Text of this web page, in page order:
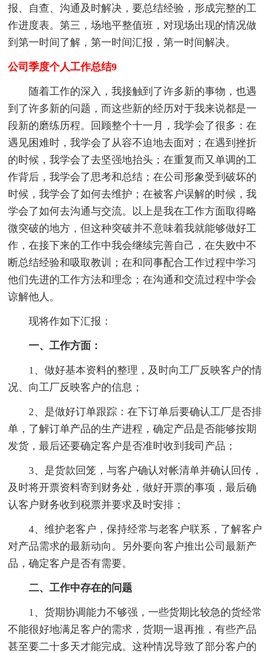
报、自查、沟通及时解决，要总结经验，形成完整的工
作进度表。第三，场地平整值班，对现场出现的情况做
到第一时间了解，第一时间汇报，第一时间解决。
公司季度个人工作总结9
随着工作的深入，我接触到了许多新的事物，也遇
到了许多新的问题，而这些新的经历对于我来说都是一
段新的磨练历程。回顾整个十一月，我学会了很多：在
遇见困难时，我学会了从容不迫地去面对；在遇到挫折
的时候，我学会了去坚强地抬头；在重复而又单调的工
作背后，我学会了思考和总结；在公司形象受到破坏的
时候，我学会了如何去维护；在被客户误解的时候，我
学会了如何去沟通与交流。以上是我在工作方面取得略
微突破的地方，但这种突破并不意味着我就能够做好工
作，在接下来的工作中我会继续完善自己，在失败中不
断总结经验和吸取教训；在和同事配合工作过程中学习
他们先进的工作方法和理念；在沟通和交流过程中学会
谅解他人。
现将作如下汇报：
一、工作方面：
1、做好基本资料的整理，及时向工厂反映客户的情
况、向工厂反映客户的信息；
2、是做好订单跟踪：在下订单后要确认工厂是否排
单，了解订单产品的生产进程，确定产品是否能够按期
发货，最后还要确定客户是否准时收到我司产品；
3、是货款回笼，与客户确认对帐清单并确认回传，
及时将开票资料寄到财务处，做好开票的事项，最后确
认客户财务收到税票并要求及时安排；
4、维护老客户，保持经常与老客户联系，了解客户
对产品需求的最新动向。另外要向客户推出公司最新产
品，确定客户是否有需要。
二、工作中存在的问题
1、货期协调能力不够强，一些货期比较急的货经常
不能很好地满足客户的需求，货期一退再推，有些产品
甚至要二十多天才能完成。这种情况导致了部分客户的